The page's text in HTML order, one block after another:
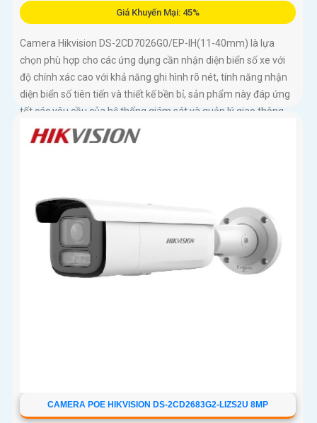
Giá Khuyến Mại: 45%
Camera Hikvision DS-2CD7026G0/EP-IH(11-40mm) là lựa
chọn phù hợp cho các ứng dụng cần nhận diện biển số xe với
độ chính xác cao với khả năng ghi hình rõ nét, tính năng nhận
diện biển số tiên tiến và thiết kế bền bỉ, sản phẩm này đáp ứng
tốt các yêu cầu của hệ thống giám sát và quản lý giao thông.
CAMERA POE HIKVISION DS-2CD2683G2-LIZS2U 8MP